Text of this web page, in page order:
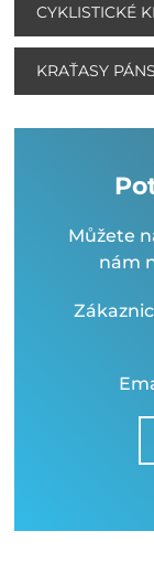
CYKLISTICKÉ
KRAŤASY
Můžete
nám